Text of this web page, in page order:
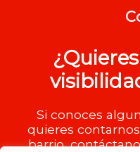
Si conoces
quieres
barrio,